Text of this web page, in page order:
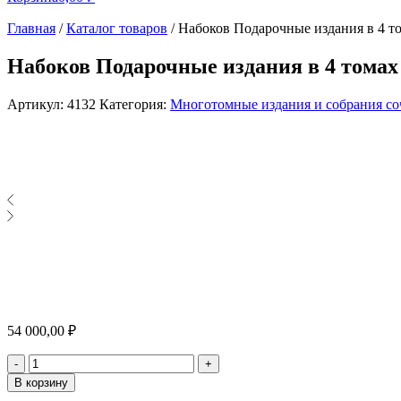
Главная /Каталог товаров /Набоков Подарочные издания в 4
Набоков Подарочные издания в 4 томах
Артикул: 4132 Категория: Многотомные издания и собрания
54 000,00 ₽
- Количество
+
В корзину